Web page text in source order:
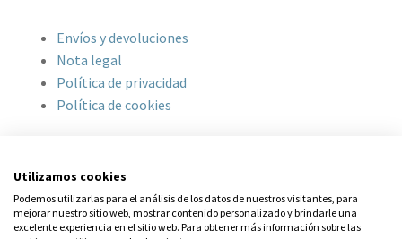
Envíos y devoluciones
Nota legal
Política de privacidad
Política de cookies
Nombre
Utilizamos cookies
Podemos utilizarlas para el análisis de los datos de nuestros visitantes, para
mejorar nuestro sitio web, mostrar contenido personalizado y brindarle una
excelente experiencia en el sitio web. Para obtener más información sobre las